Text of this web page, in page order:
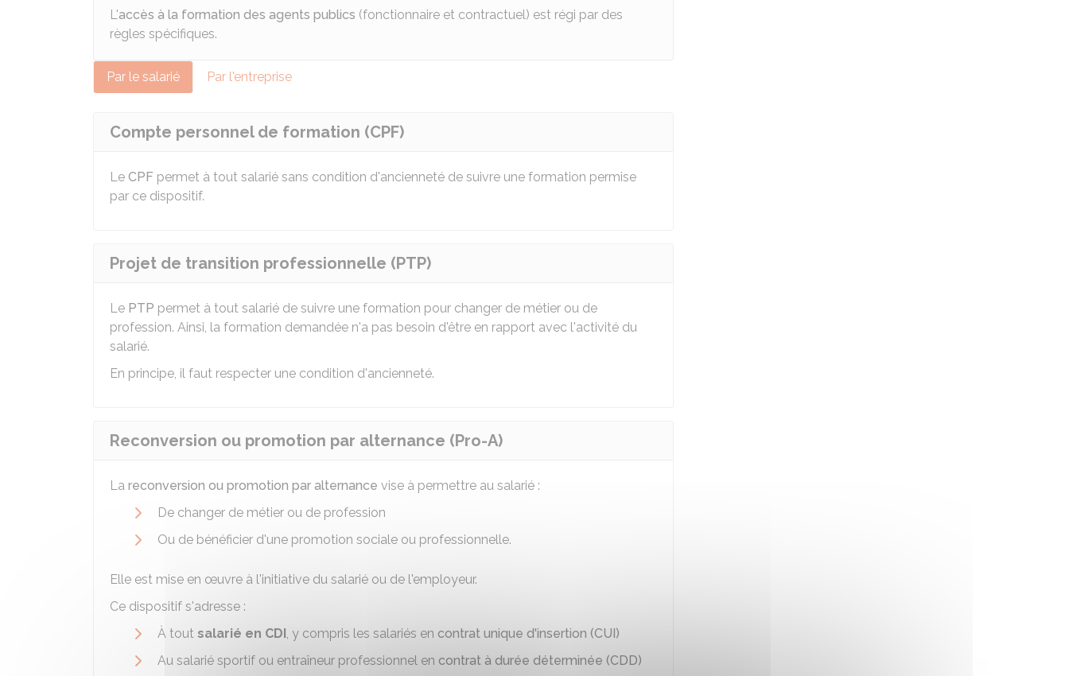
L'accès à la formation des agents publics (fonctionnaire et contractuel) est régi par des
règles spécifiques.
Par le salarié Par l'entreprise
Compte personnel de formation (CPF)
Le CPF permet à tout salarié sans condition d'ancienneté de suivre une formation permise
par ce dispositif.
Projet de transition professionnelle (PTP)
Le PTP permet à tout salarié de suivre une formation pour changer de métier ou de
profession. Ainsi, la formation demandée n'a pas besoin d'être en rapport avec l'activité du
salarié.
En principe, il faut respecter une condition d'ancienneté.
Reconversion ou promotion par alternance (Pro-A)
La reconversion ou promotion par alternance vise à permettre au salarié :
De changer de métier ou de profession
Ou de bénéficier d'une promotion sociale ou professionnelle.
Elle est mise en œuvre à l'initiative du salarié ou de l'employeur.
Ce dispositif s'adresse :
À tout salarié en CDI, y compris les salariés en contrat unique d'insertion (CUI)
Au salarié sportif ou entraîneur professionnel en contrat à durée déterminée (CDD)